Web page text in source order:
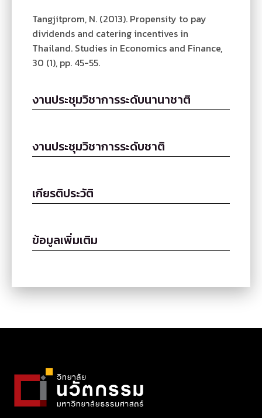
Tangjitprom, N. (2013). Propensity to pay
dividends and catering incentives in
Thailand. Studies in Economics and Finance,
30 (1), pp. 45-55.
งานประชุมวิชาการระดับนานาชาติ
งานประชุมวิชาการระดับชาติ
เกียรติประวัติ
ข้อมูลเพิ่มเติม